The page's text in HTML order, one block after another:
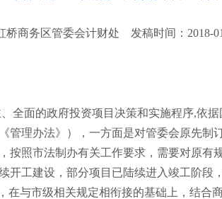
桥商务区管委会计财处 发稿时间：2018-
全面的政府投资项目决策和实施程序,依
管理办法》），一方面是对管委会原先
按照市法制办有关工作要求，需要对原
开工建设，部分项目已陆续进入竣工阶
在与市级相关规定相衔接的基础上，结